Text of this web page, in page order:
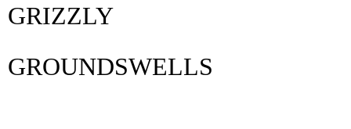
GRIZZLY
GROUNDSWELLS